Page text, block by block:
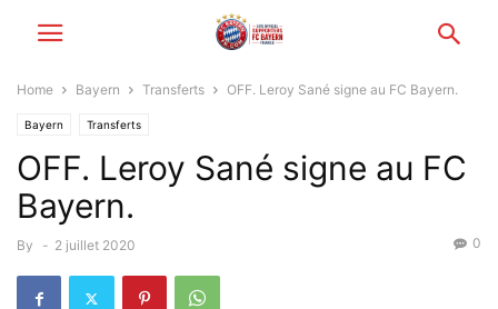
Home Bayern Transferts OFF. Leroy Sané signe au FC Bayern.
Bayern Transferts
OFF. Leroy Sané signe au FC
Bayern.
By - 2 juillet 2020 0